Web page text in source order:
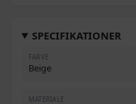
SPECIFIKATIONER
FARVE
Beige
MATERIALE